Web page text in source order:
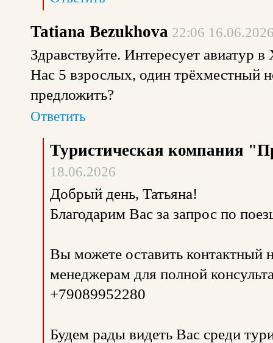
Tatiana Bezukhova 22:06
Здравствуйте. Интересует авиатур
Нас 5 взрослых, один трёхместный
предложить?
Ответить
Туристическая компания
18.06.2026
Добрый день, Татьяна!
Благодарим Вас за запрос по
Вы можете оставить контактный
менеджерам для полной
+79089952280
Будем рады видеть Вас среди